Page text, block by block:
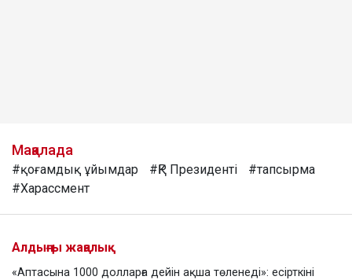
Мақалада
#қоғамдық ұйымдар #ҚР Президенті
#тапсырма
#Харассмент
Алдыңғы жаңалық
«Аптасына 1000 долларға дейін ақша төленеді»: есірткіні